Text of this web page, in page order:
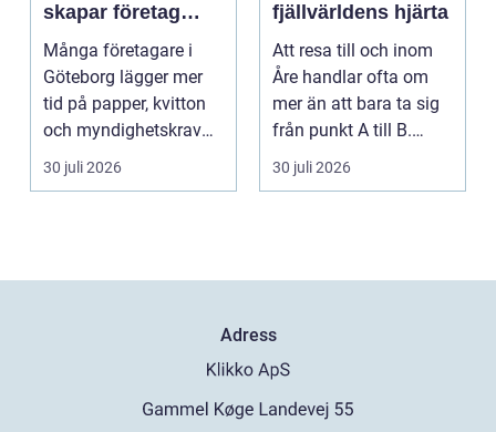
skapar företag
bättre kontroll och
mer tid
Många företagare i
Göteborg lägger mer
tid på papper, kvitton
och myndighetskrav
än på kunder och ut...
30 juli 2026
fjällvärldens hjärta
Att resa till och inom
Åre handlar ofta om
mer än att bara ta sig
från punkt A till B.
Vädret skifta...
30 juli 2026
Adress